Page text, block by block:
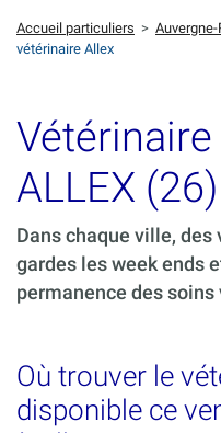
Accueil particuliers >
vétérinaire Allex
ALLEX (26)
Dans chaque ville,
gardes les week ends
permanence des
Où trouver le
disponible ce